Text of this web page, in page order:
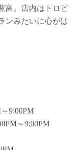
富。店内はトロピ
ンみたいに心がは
9:00PM
～9:00PM